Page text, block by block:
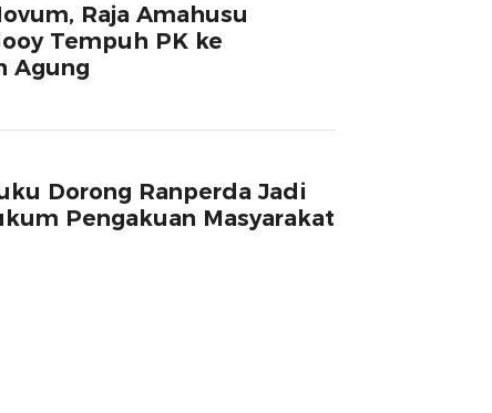
Raja Amahusu
Tempuh PK ke
Agung
Dorong Ranperda Jadi
Pengakuan Masyarakat